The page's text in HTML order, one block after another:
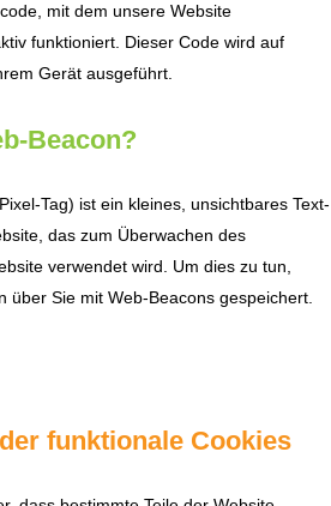
mit dem unsere Website
funktioniert. Dieser Code wird auf
Gerät ausgeführt.
Beacon?
Tag) ist ein kleines, unsichtbares Text-
das zum Überwachen des
verwendet wird. Um dies zu tun,
über Sie mit Web-Beacons gespeichert.
funktionale Cookies